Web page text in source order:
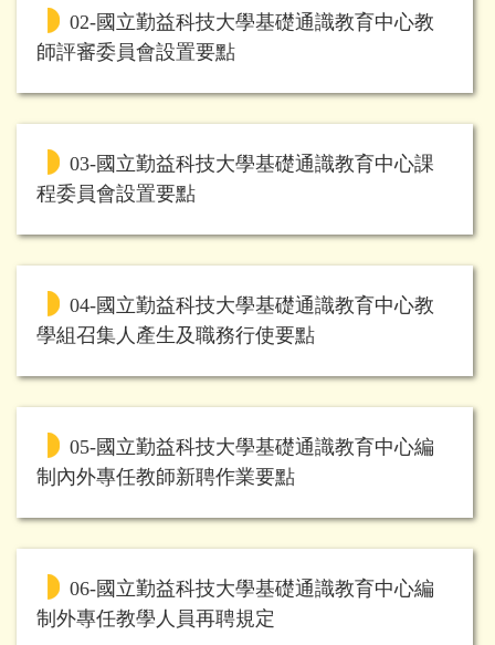
02-國立勤益科技大學基礎通識教育中心教
師評審委員會設置要點
03-國立勤益科技大學基礎通識教育中心課
程委員會設置要點
04-國立勤益科技大學基礎通識教育中心教
學組召集人產生及職務行使要點
05-國立勤益科技大學基礎通識教育中心編
制內外專任教師新聘作業要點
06-國立勤益科技大學基礎通識教育中心編
制外專任教學人員再聘規定